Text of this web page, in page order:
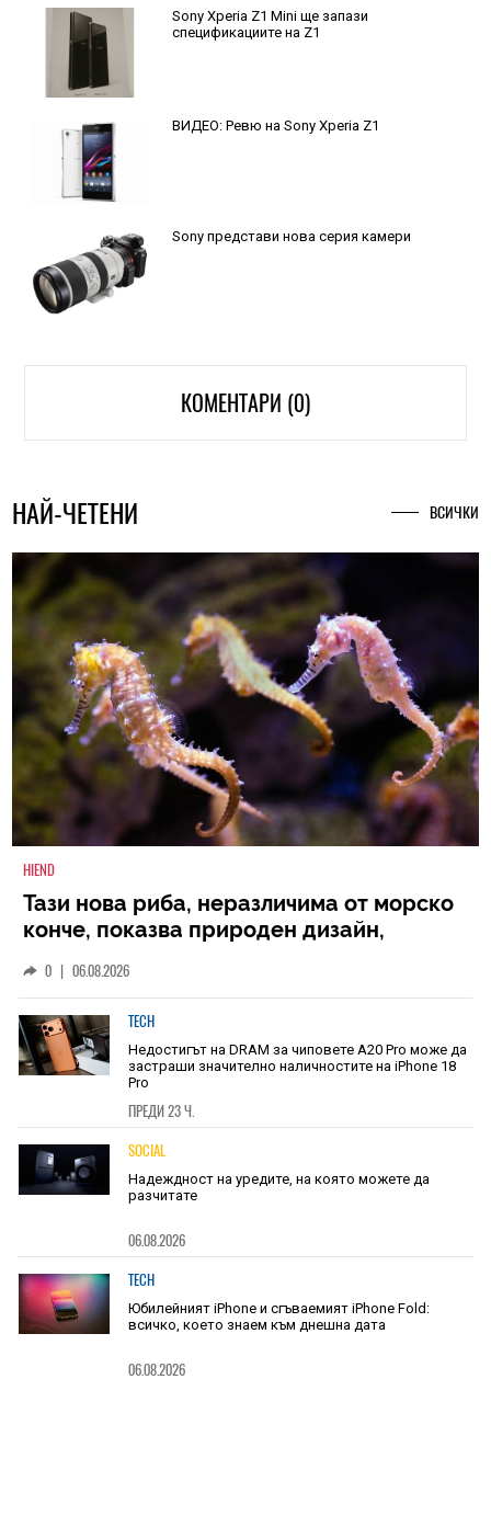
Sony Xperia Z1 Mini ще запази
спецификациите на Z1
ВИДЕО: Ревю на Sony Xperia Z1
Sony представи нова серия камери
КОМЕНТАРИ (0)
НАЙ-ЧЕТЕНИ ВСИЧКИ
HIEND
Тази нова риба, неразличима от морско
конче, показва природен дизайн,
0 | 06.08.2026
TECH
Недостигът на DRAM за чиповете A20 Pro може да
застраши значително наличностите на iPhone 18
Pro
ПРЕДИ 23 Ч.
SOCIAL
Надеждност на уредите, на която можете да
разчитате
06.08.2026
TECH
Юбилейният iPhone и сгъваемият iPhone Fold:
всичко, което знаем към днешна дата
06.08.2026